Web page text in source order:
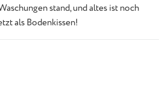
stand, und altes ist noch
als Bodenkissen!
of 5 stars